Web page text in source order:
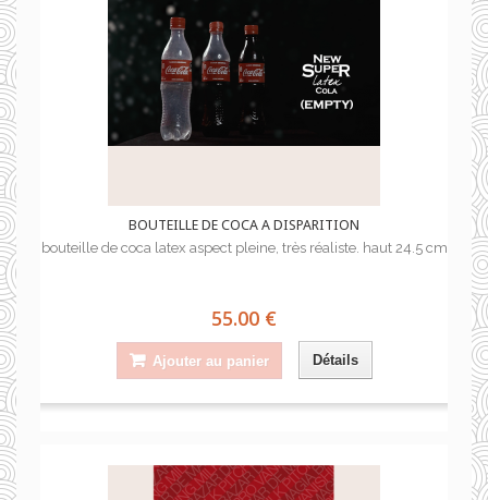
BOUTEILLE DE COCA A DISPARITION
bouteille de coca latex aspect pleine, très réaliste. haut 24.5 cm
55.00 €
Ajouter au panier Détails